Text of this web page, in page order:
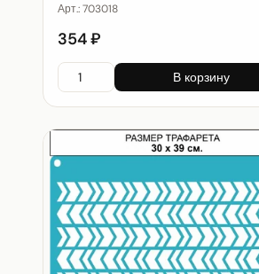
Арт.:703018
354 ₽
В корзину